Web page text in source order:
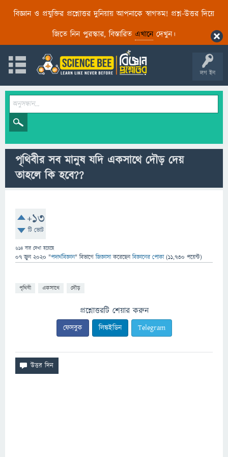
বিজ্ঞান ও প্রযুক্তির প্রশ্নোত্তর দুনিয়ায় আপনাকে স্বাগতম! প্রশ্ন-উত্তর দিয়ে
জিতে নিন পুরস্কার, বিস্তারিত এখানেদেখুন।
লগ ইন
পৃথিবীর সব মানুষ যদি একসাথে দৌড় দেয়
তাহলে কি হবে??
+13
টি ভোট
614 বার দেখা হয়েছে
07 জুন 2020 "পদার্থবিজ্ঞান" বিভাগে জিজ্ঞাসাকরেছেনবিজ্ঞানের পোকা (11,730 পয়েন্ট)
পৃথিবী একসাথে দৌড়
প্রশ্নোত্তরটি শেয়ার করুন
ফেসবুক লিঙ্কইডিন Telegram